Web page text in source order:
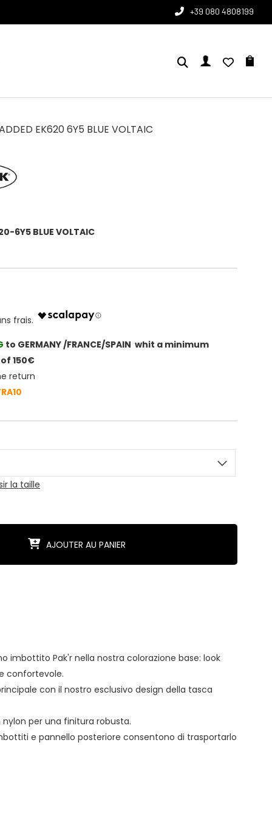
+39 080 4808199
EK620 6Y5 BLUE VOLTAIC
6Y5 BLUE VOLTAIC
to GERMANY /FRANCE/SPAIN whit a minimum
150€
return
la taille
AJOUTER AU PANIER
imbottito Pak'r nella nostra colorazione base: look
confortevole.
con il nostro esclusivo design della tasca
nylon per una finitura robusta.
e pannello posteriore consentono di trasportarlo